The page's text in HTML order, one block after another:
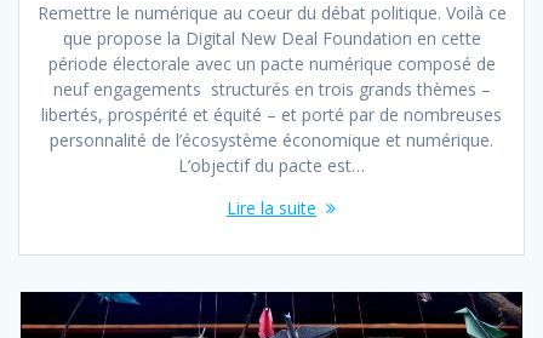
Remettre le numérique au coeur du débat politique. Voilà ce
que propose la Digital New Deal Foundation en cette
période électorale avec un pacte numérique composé de
neuf engagements structurés en trois grands thèmes –
libertés, prospérité et équité – et porté par de nombreuses
personnalité de l’écosystème économique et numérique.
L’objectif du pacte est…
Lire la suite